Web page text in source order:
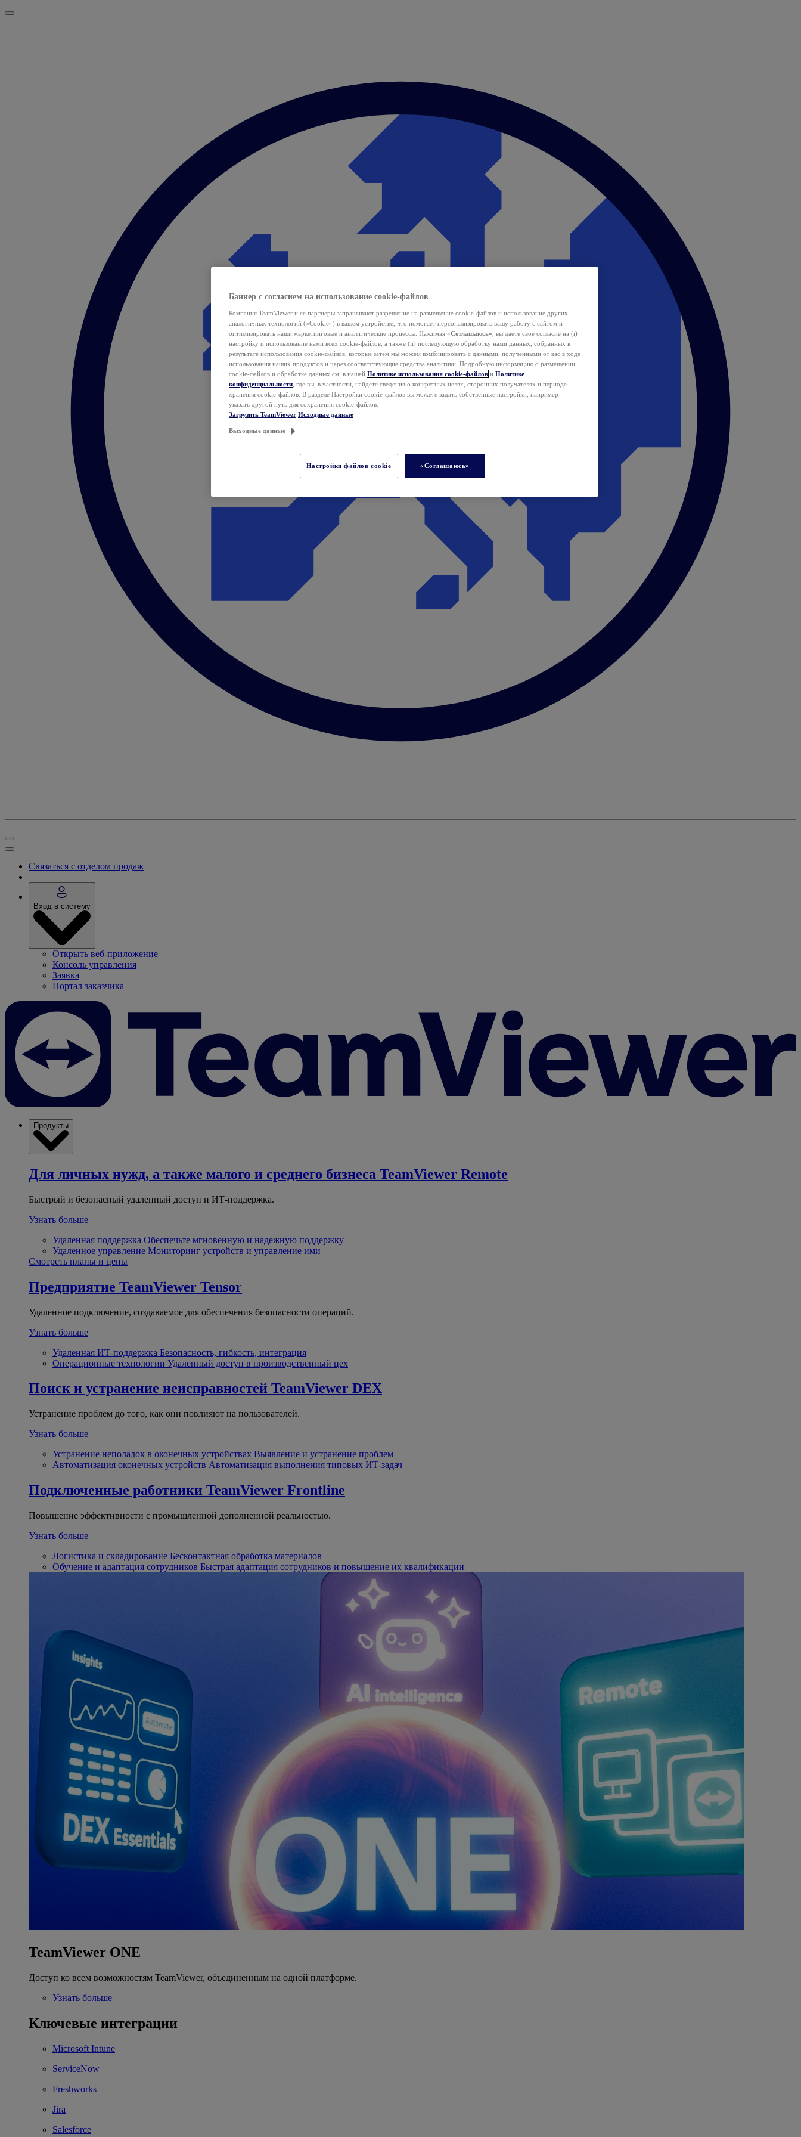
Связаться с отделом продаж
Вход в систему
Открыть веб-приложение
Консоль управления
Заявка
Портал заказчика
Продукты
Для личных нужд, а также малого и среднего бизнеса TeamViewer Remote
Быстрый и безопасный удаленный доступ и ИТ-поддержка.
Узнать больше
Удаленная поддержка Обеспечьте мгновенную и надежную поддержку
Удаленное управление Мониторинг устройств и управление ими
Смотреть планы и цены
Предприятие TeamViewer Tensor
Удаленное подключение, создаваемое для обеспечения безопасности операций.
Узнать больше
Удаленная ИТ-поддержка Безопасность, гибкость, интеграция
Операционные технологии Удаленный доступ в производственный цех
Поиск и устранение неисправностей TeamViewer DEX
Устранение проблем до того, как они повлияют на пользователей.
Узнать больше
Устранение неполадок в оконечных устройствах Выявление и устранение проблем
Автоматизация оконечных устройств Автоматизация выполнения типовых ИТ-задач
Подключенные работники TeamViewer Frontline
Повышение эффективности с промышленной дополненной реальностью.
Узнать больше
Логистика и складирование Бесконтактная обработка материалов
Обучение и адаптация сотрудников Быстрая адаптация сотрудников и повышение их квалификации
TeamViewer ONE
Доступ ко всем возможностям TeamViewer, объединенным на одной платформе.
Узнать больше
Ключевые интеграции
Microsoft Intune
ServiceNow
Freshworks
Jira
Salesforce
Баннер с согласием на использование cookie-файлов
Компания TeamViewer и ее партнеры запрашивают разрешение на размещение cookie-файлов и использование других
аналогичных технологий («Cookie») в вашем устройстве, что помогает персонализировать вашу работу с сайтом и
оптимизировать наши маркетинговые и аналитические процессы. Нажимая «Соглашаюсь» , вы даете свое согласие на (i)
настройку и использование нами всех cookie-файлов, а также (ii) последующую обработку нами данных, собранных в
результате использования cookie-файлов, которые затем мы можем комбинировать с данными, полученными от вас в ходе
использования наших продуктов и через соответствующие средства аналитики. Подробную информацию о размещении
cookie-файлов и обработке данных см. в нашей Политике использования cookie-файлов и Политике
конфиденциальности , где вы, в частности, найдете сведения о конкретных целях, сторонних получателях и периоде
хранения cookie-файлов. В разделе Настройки cookie-файлов вы можете задать собственные настройки, например
указать другой путь для сохранения cookie-файлов.
Загрузить TeamViewer Исходные данные
Выходные данные
Настройки файлов cookie «Соглашаюсь»